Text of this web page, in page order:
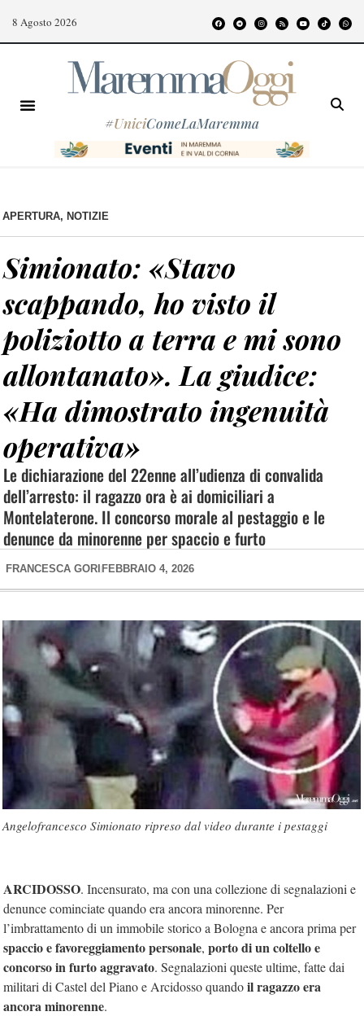
8 Agosto 2026
#UniciComeLaMaremma
APERTURA, NOTIZIE
Simionato: «Stavo
scappando, ho visto il
poliziotto a terra e mi sono
allontanato». La giudice:
«Ha dimostrato ingenuità
operativa»
Le dichiarazione del 22enne all’udienza di convalida
dell’arresto: il ragazzo ora è ai domiciliari a
Montelaterone. Il concorso morale al pestaggio e le
denunce da minorenne per spaccio e furto
FRANCESCA GORI FEBBRAIO 4, 2026
Angelofrancesco Simionato ripreso dal video durante i pestaggi
ARCIDOSSO. Incensurato, ma con una collezione di segnalazioni e
denunce cominciate quando era ancora minorenne. Per
l’imbrattamento di un immobile storico a Bologna e ancora prima per
spaccio e favoreggiamento personale, porto di un coltello e
concorso in furto aggravato. Segnalazioni queste ultime, fatte dai
militari di Castel del Piano e Arcidosso quandoil ragazzo era
ancora minorenne.